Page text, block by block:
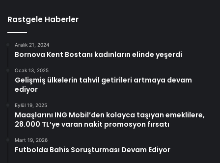
Rastgele Haberler
Aralık 21, 2024
Bornova Kent Bostanı kadınların elinde yeşerdi
Ocak 13, 2025
Gelişmiş ülkelerin tahvil getirileri artmaya devam
ediyor
Eylül 19, 2025
Maaşlarını ING Mobil’den kolayca taşıyan emeklilere,
28.000 TL’ye varan nakit promosyon fırsatı
Mart 19, 2026
Futbolda Bahis Soruşturması Devam Ediyor